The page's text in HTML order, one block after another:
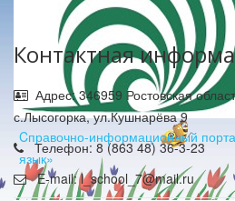
Cправочно-информационный
язык»
Контактная
Адрес: 346959 Ростовская
с.Лысогорка, ул.Кушнарёва 9
Телефон: 8 (863 48) 36-3-23
E-mail: l_school_7@mail.ru